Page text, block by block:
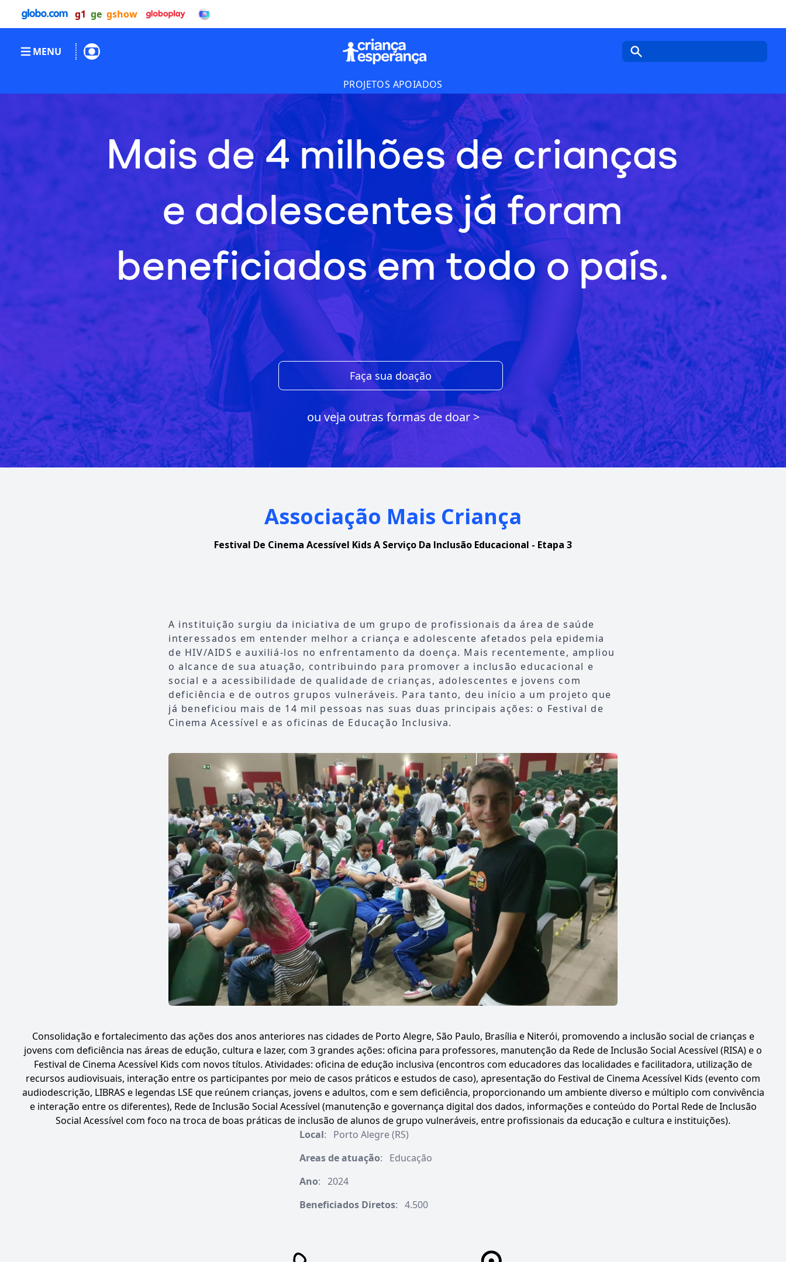
g1 ge gshow
MENU Search icon
PROJETOS APOIADOS
Mais de 4 milhões de crianças
e adolescentes já foram
beneficiados em todo o país.
Faça sua doação
ou veja outras formas de doar >
Associação Mais Criança
Festival De Cinema Acessível Kids A Serviço Da Inclusão Educacional - Etapa 3
A instituição surgiu da iniciativa de um grupo de profissionais da área de saúde
interessados em entender melhor a criança e adolescente afetados pela epidemia
de HIV/AIDS e auxiliá-los no enfrentamento da doença. Mais recentemente, ampliou
o alcance de sua atuação, contribuindo para promover a inclusão educacional e
social e a acessibilidade de qualidade de crianças, adolescentes e jovens com
deficiência e de outros grupos vulneráveis. Para tanto, deu início a um projeto que
já beneficiou mais de 14 mil pessoas nas suas duas principais ações: o Festival de
Cinema Acessível e as oficinas de Educação Inclusiva.
Consolidação e fortalecimento das ações dos anos anteriores nas cidades de Porto Alegre, São Paulo, Brasília e Niterói, promovendo a inclusão social de crianças e
jovens com deficiência nas áreas de edução, cultura e lazer, com 3 grandes ações: oficina para professores, manutenção da Rede de Inclusão Social Acessível (RISA) e o
Festival de Cinema Acessível Kids com novos títulos. Atividades: oficina de edução inclusiva (encontros com educadores das localidades e facilitadora, utilização de
recursos audiovisuais, interação entre os participantes por meio de casos práticos e estudos de caso), apresentação do Festival de Cinema Acessível Kids (evento com
audiodescrição, LIBRAS e legendas LSE que reúnem crianças, jovens e adultos, com e sem deficiência, proporcionando um ambiente diverso e múltiplo com convivência
e interação entre os diferentes), Rede de Inclusão Social Acessível (manutenção e governança digital dos dados, informações e conteúdo do Portal Rede de Inclusão
Social Acessível com foco na troca de boas práticas de inclusão de alunos de grupo vulneráveis, entre profissionais da educação e cultura e instituições).
Local:
Porto Alegre (RS)
Areas de atuação:
Educação
Ano: 2024
Beneficiados Diretos: 4.500